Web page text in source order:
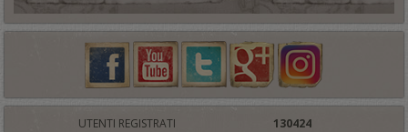
UTENTI REGISTRATI
130424